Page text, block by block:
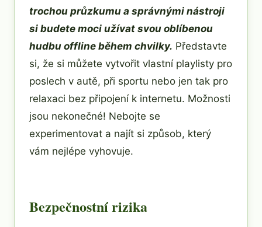
trochou průzkumu a správnými nástroji
si budete moci užívat svou oblíbenou
hudbu offline během chvilky. Představte
si, že si můžete vytvořit vlastní playlisty pro
poslech v autě, při sportu nebo jen tak pro
relaxaci bez připojení k internetu. Možnosti
jsou nekonečné! Nebojte se
experimentovat a najít si způsob, který
vám nejlépe vyhovuje.
Bezpečnostní rizika